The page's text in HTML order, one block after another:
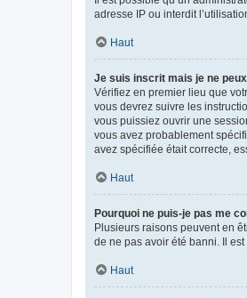
adresse IP ou interdit
Haut
Je suis inscrit mais je ne
Vérifiez en premier lieu que
vous devrez suivre les
vous puissiez ouvrir une
vous avez probablement
avez spécifiée était correcte,
Haut
Pourquoi ne puis-je pas me
Plusieurs raisons peuvent en
de ne pas avoir été banni. Il
Haut